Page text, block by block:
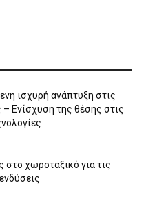
ισχυρή ανάπτυξη στις
– Ενίσχυση της θέσης στις
στο χωροταξικό για τις